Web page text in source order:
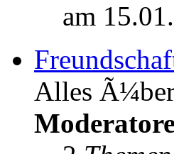
am
Alles